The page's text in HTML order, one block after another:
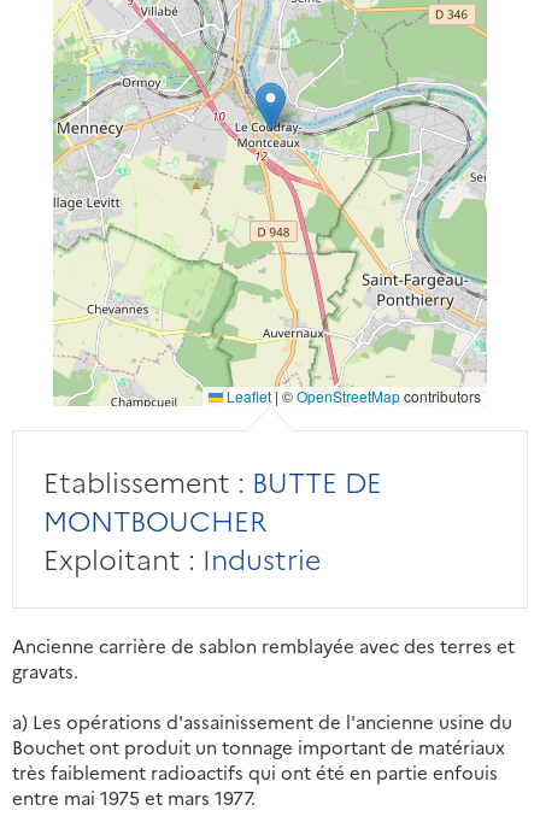
Leaflet | ©OpenStreetMapcontributors
Etablissement : BUTTE DE
MONTBOUCHER
Exploitant : Industrie
Ancienne carrière de sablon remblayée avec des terres et
gravats.
a) Les opérations d'assainissement de l'ancienne usine du
Bouchet ont produit un tonnage important de matériaux
très faiblement radioactifs qui ont été en partie enfouis
entre mai 1975 et mars 1977.